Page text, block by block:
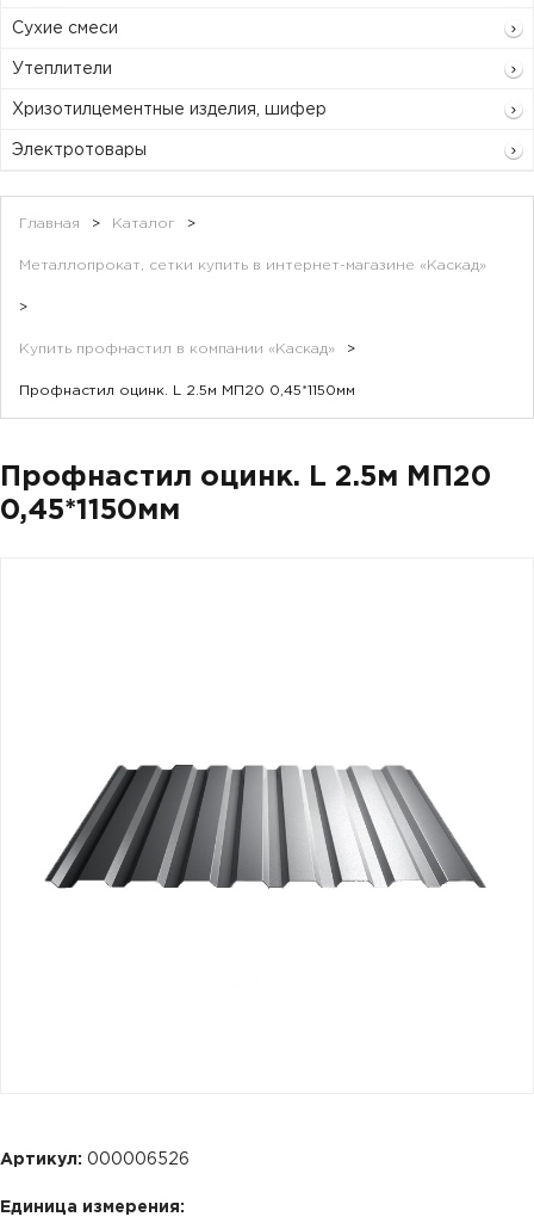
Сухие смеси
Утеплители
Хризотилцементные изделия, шифер
Электротовары
Главная > Каталог >
Металлопрокат, сетки купить в интернет-магазине «Каскад»
>
Купить профнастил в компании «Каскад» >
Профнастил оцинк. L 2.5м МП20 0,45*1150мм
Профнастил оцинк. L 2.5м МП20
0,45*1150мм
Артикул: 000006526
Единица измерения: